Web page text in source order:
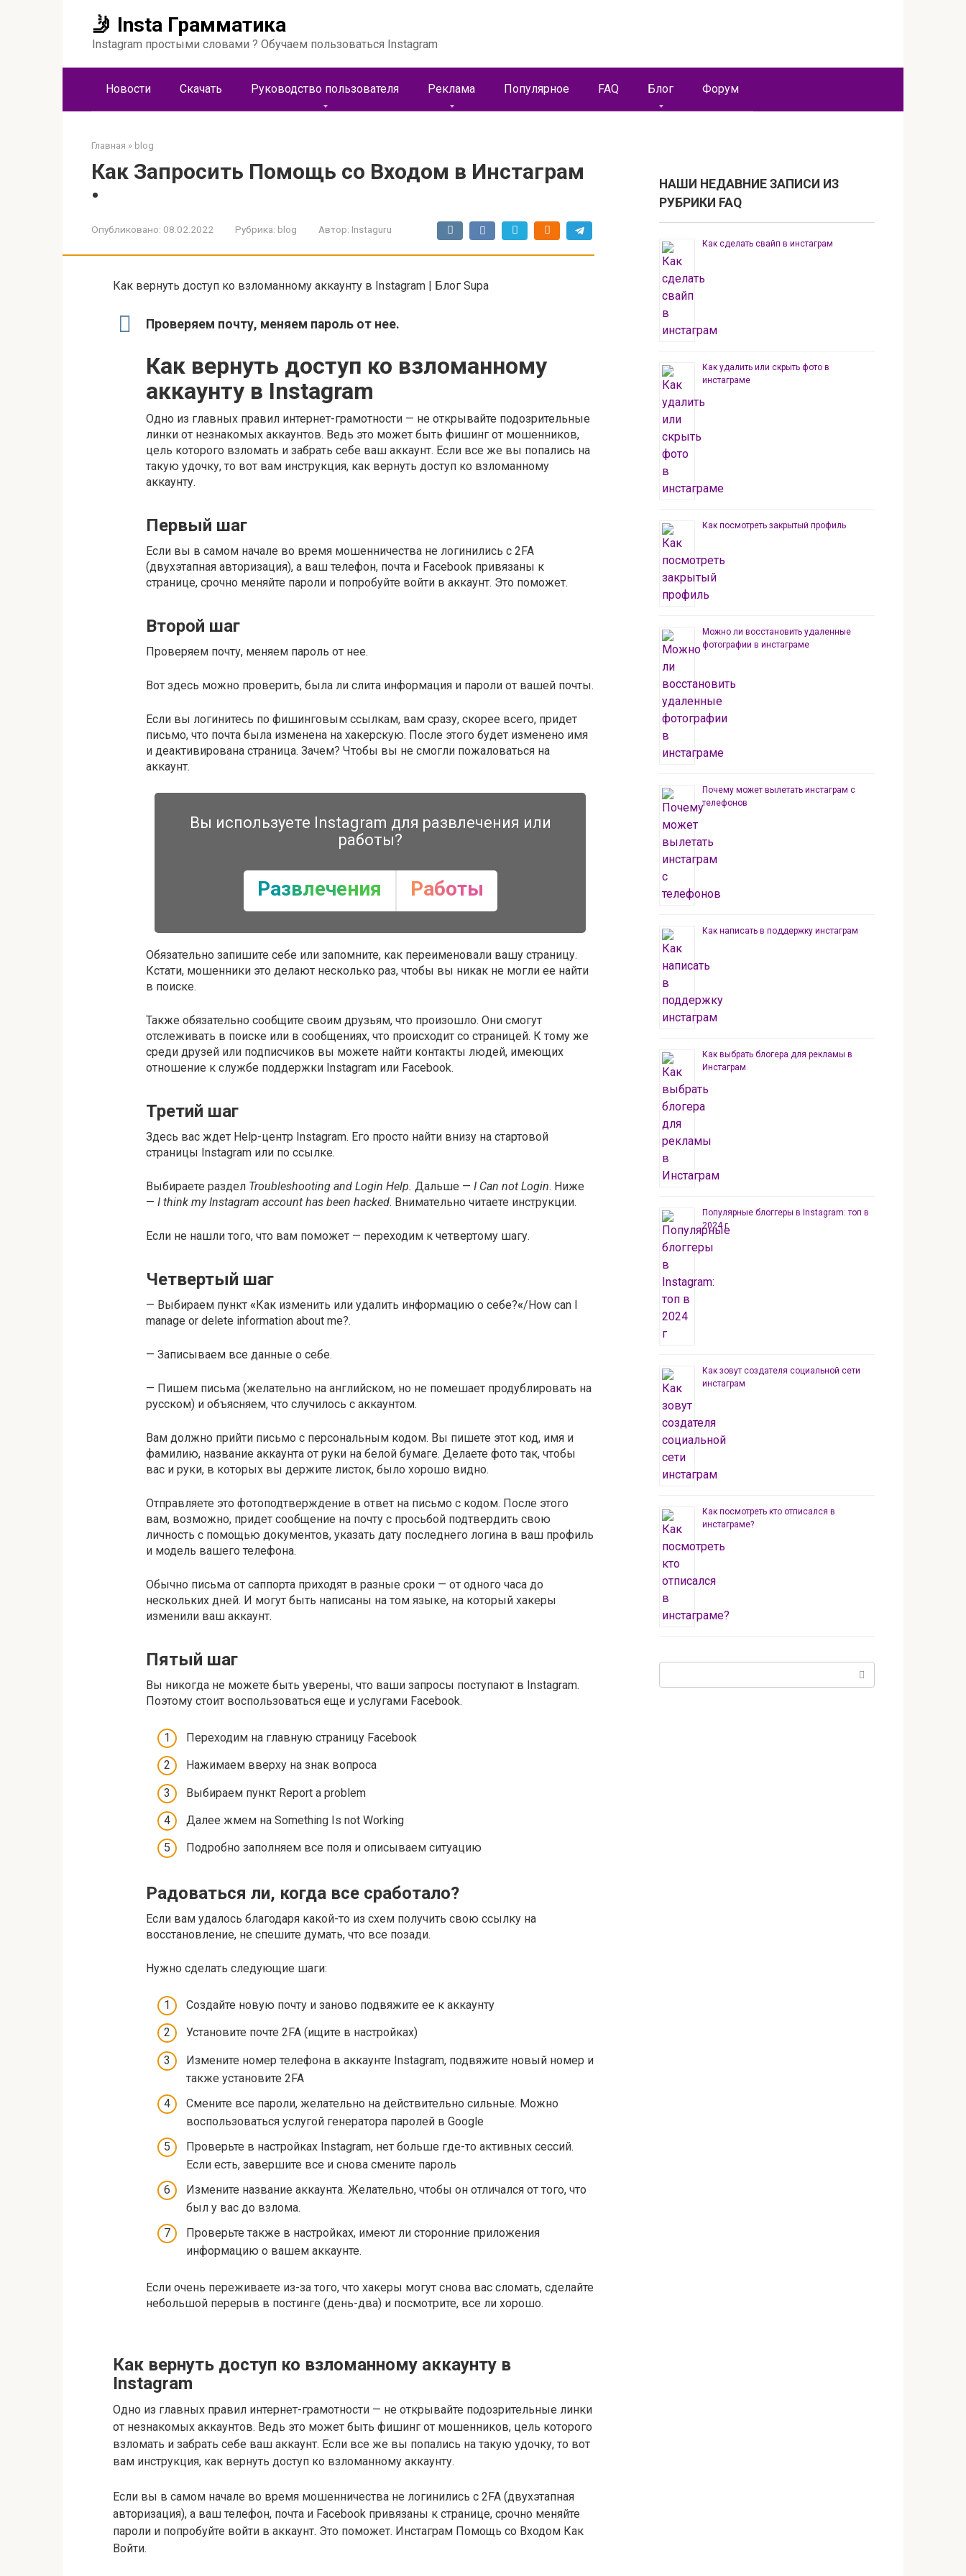
🤳 Insta Грамматика
Instagram простыми словами ? Обучаем пользоваться Instagram
Новости Скачать Руководство пользователя Реклама Популярное FAQ Блог Форум
Главная » blog
Как Запросить Помощь со Входом в Инстаграм
•
Опубликовано: 08.02.2022 Рубрика: blog Автор: Instaguru
Как вернуть доступ ко взломанному аккаунту в Instagram | Блог Supa
Проверяем почту, меняем пароль от нее.
Как вернуть доступ ко взломанному
аккаунту в Instagram
Одно из главных правил интернет-грамотности — не открывайте подозрительные
линки от незнакомых аккаунтов. Ведь это может быть фишинг от мошенников,
цель которого взломать и забрать себе ваш аккаунт. Если все же вы попались на
такую удочку, то вот вам инструкция, как вернуть доступ ко взломанному
аккаунту.
Первый шаг
Если вы в самом начале во время мошенничества не логинились с 2FA
(двухэтапная авторизация), а ваш телефон, почта и Facebook привязаны к
странице, срочно меняйте пароли и попробуйте войти в аккаунт. Это поможет.
Второй шаг
Проверяем почту, меняем пароль от нее.
Вот здесь можно проверить, была ли слита информация и пароли от вашей почты.
Если вы логинитесь по фишинговым ссылкам, вам сразу, скорее всего, придет
письмо, что почта была изменена на хакерскую. После этого будет изменено имя
и деактивирована страница. Зачем? Чтобы вы не смогли пожаловаться на
аккаунт.
Вы используете Instagram для развлечения или
работы?
Развлечения Работы
Обязательно запишите себе или запомните, как переименовали вашу страницу.
Кстати, мошенники это делают несколько раз, чтобы вы никак не могли ее найти
в поиске.
Также обязательно сообщите своим друзьям, что произошло. Они смогут
отслеживать в поиске или в сообщениях, что происходит со страницей. К тому же
среди друзей или подписчиков вы можете найти контакты людей, имеющих
отношение к службе поддержки Instagram или Facebook.
Третий шаг
Здесь вас ждет Help-центр Instagram. Его просто найти внизу на стартовой
страницы Instagram или по ссылке.
Выбираете раздел Troubleshooting and Login Help. Дальше — I Can not Login. Ниже
— I think my Instagram account has been hacked. Внимательно читаете инструкции.
Если не нашли того, что вам поможет — переходим к четвертому шагу.
Четвертый шаг
— Выбираем пункт «Как изменить или удалить информацию о себе?«/How can I
manage or delete information about me?.
— Записываем все данные о себе.
— Пишем письма (желательно на английском, но не помешает продублировать на
русском) и объясняем, что случилось с аккаунтом.
Вам должно прийти письмо с персональным кодом. Вы пишете этот код, имя и
фамилию, название аккаунта от руки на белой бумаге. Делаете фото так, чтобы
вас и руки, в которых вы держите листок, было хорошо видно.
Отправляете это фотоподтверждение в ответ на письмо с кодом. После этого
вам, возможно, придет сообщение на почту с просьбой подтвердить свою
личность с помощью документов, указать дату последнего логина в ваш профиль
и модель вашего телефона.
Обычно письма от саппорта приходят в разные сроки — от одного часа до
нескольких дней. И могут быть написаны на том языке, на который хакеры
изменили ваш аккаунт.
Пятый шаг
Вы никогда не можете быть уверены, что ваши запросы поступают в Instagram.
Поэтому стоит воспользоваться еще и услугами Facebook.
Переходим на главную страницу Facebook
Нажимаем вверху на знак вопроса
Выбираем пункт Report a problem
Далее жмем на Something Is not Working
Подробно заполняем все поля и описываем ситуацию
Радоваться ли, когда все сработало?
Если вам удалось благодаря какой-то из схем получить свою ссылку на
восстановление, не спешите думать, что все позади.
Нужно сделать следующие шаги:
Создайте новую почту и заново подвяжите ее к аккаунту
Установите почте 2FA (ищите в настройках)
Измените номер телефона в аккаунте Instagram, подвяжите новый номер и
также установите 2FA
Смените все пароли, желательно на действительно сильные. Можно
воспользоваться услугой генератора паролей в Google
Проверьте в настройках Instagram, нет больше где-то активных сессий.
Если есть, завершите все и снова смените пароль
Измените название аккаунта. Желательно, чтобы он отличался от того, что
был у вас до взлома.
Проверьте также в настройках, имеют ли сторонние приложения
информацию о вашем аккаунте.
Если очень переживаете из-за того, что хакеры могут снова вас сломать, сделайте
небольшой перерыв в постинге (день-два) и посмотрите, все ли хорошо.
Как вернуть доступ ко взломанному аккаунту в
Instagram
Одно из главных правил интернет-грамотности — не открывайте подозрительные линки
от незнакомых аккаунтов. Ведь это может быть фишинг от мошенников, цель которого
взломать и забрать себе ваш аккаунт. Если все же вы попались на такую удочку, то вот
вам инструкция, как вернуть доступ ко взломанному аккаунту.
Если вы в самом начале во время мошенничества не логинились с 2FA (двухэтапная
авторизация), а ваш телефон, почта и Facebook привязаны к странице, срочно меняйте
пароли и попробуйте войти в аккаунт. Это поможет. Инстаграм Помощь со Входом Как
Войти.
НАШИ НЕДАВНИЕ ЗАПИСИ ИЗ
РУБРИКИ FAQ
Как сделать свайп в инстаграм
Как удалить или скрыть фото в
инстаграме
Как посмотреть закрытый профиль
Можно ли восстановить удаленные
фотографии в инстаграме
Почему может вылетать инстаграм с
телефонов
Как написать в поддержку инстаграм
Как выбрать блогера для рекламы в
Инстаграм
Популярные блоггеры в Instagram: топ в
2024 г
Как зовут создателя социальной сети
инстаграм
Как посмотреть кто отписался в
инстаграме?